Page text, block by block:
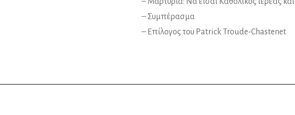
– Συμπέρασμα
– Επίλογος του Patrick Troude-Chastenet